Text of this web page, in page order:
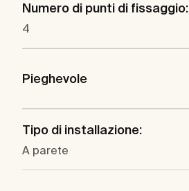
Numero di punti di fissaggio:
4
Pieghevole
Tipo di installazione:
A parete